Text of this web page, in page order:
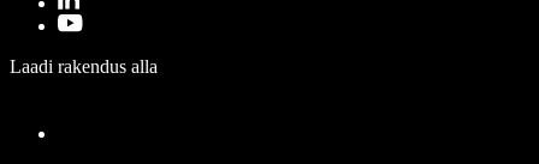
Laadi rakendus alla